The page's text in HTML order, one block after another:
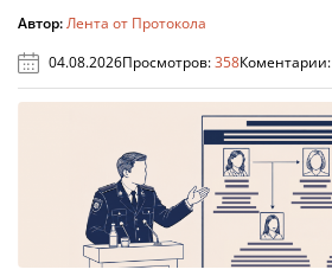
Автор:Лента от Протокола
04.08.2026Просмотров:358Коментарии: